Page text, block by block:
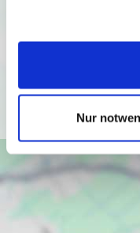
Cookies, wenn Sie
Nur
https://